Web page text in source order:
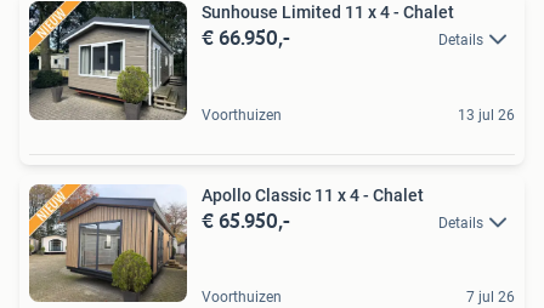
Sunhouse Limited 11 x 4 - Chalet
€ 66.950,- Details
Voorthuizen 13 jul 26
Apollo Classic 11 x 4 - Chalet
€ 65.950,- Details
Voorthuizen 7 jul 26